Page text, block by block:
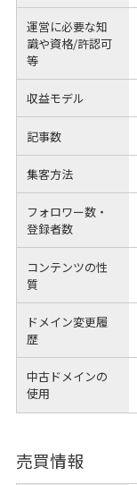
運営に必要な知
識や資格/許認可
等
収益モデル
記事数
集客方法
フォロワー数・
登録者数
コンテンツの性
質
ドメイン変更履
歴
中古ドメインの
使用
売買情報